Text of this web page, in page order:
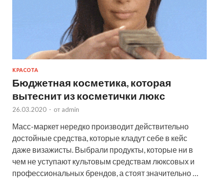
КРАСОТА
Бюджетная косметика, которая
вытеснит из косметички люкс
26.03.2020 - от admin
Масс-маркет нередко производит действительно
достойные средства, которые кладут себе в кейс
даже визажисты. Выбрали продукты, которые ни в
чем не уступают культовым средствам люксовых и
профессиональных брендов, а стоят значительно …